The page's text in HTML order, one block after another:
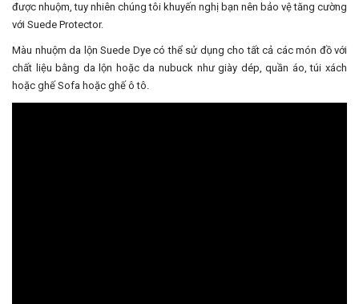
được nhuộm, tuy nhiên chúng tôi khuyến nghị bạn nên bảo vệ tăng cường
với Suede Protector.
Màu nhuộm da lộn Suede Dye có thể sử dụng cho tất cả các món đồ với
chất liệu bằng da lộn hoặc da nubuck như giày dép, quần áo, túi xách
hoặc ghế Sofa hoặc ghế ô tô.